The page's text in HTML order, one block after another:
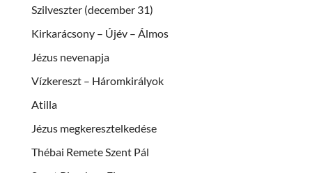
Szilveszter (december 31)
Kirkarácsony – Újév – Álmos
Jézus nevenapja
Vízkereszt – Háromkirályok
Atilla
Jézus megkeresztelkedése
Thébai Remete Szent Pál